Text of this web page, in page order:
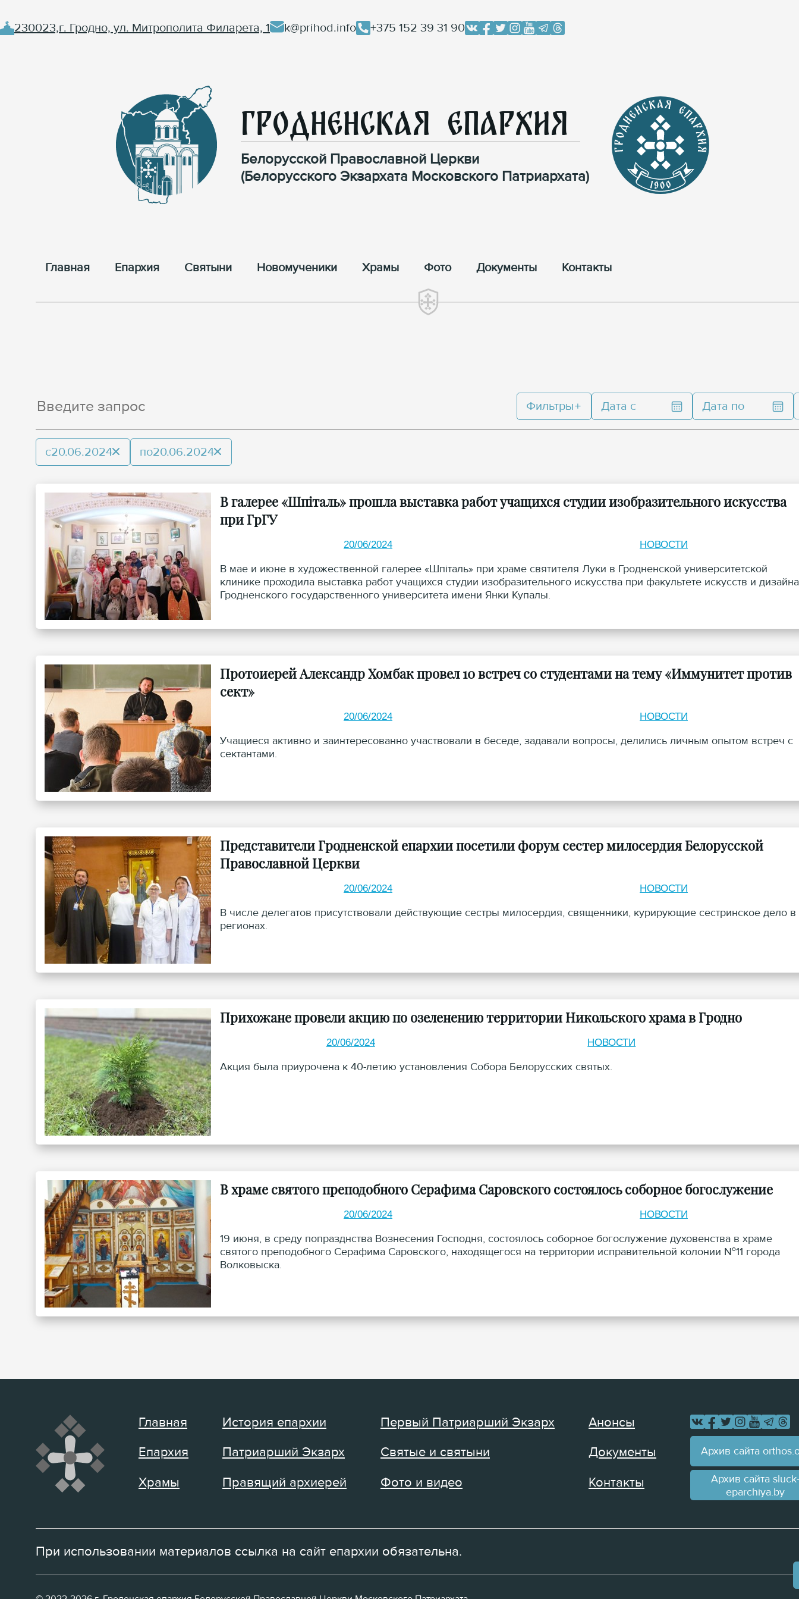
230023,г. Гродно, ул. Митрополита Филарета, 1 k@prihod.info +375 152 39 31 90
Гродненская Епархия
Белорусской Православной Церкви
(Белорусского Экзархата Московского Патриархата)
Главная Епархия Cвятыни Новомученики Храмы Фото Документы Контакты
Фильтры Дата с Дата по
с20.06.2024 по20.06.2024
В галерее «Шпiталь» прошла выставка работ учащихся студии изобразительного искусства
при ГрГУ
20/06/2024 НОВОСТИ
В мае и июне в художественной галерее «Шпiталь» при храме святителя Луки в Гродненской университетской
клинике проходила выставка работ учащихся студии изобразительного искусства при факультете искусств и дизайна
Гродненского государственного университета имени Янки Купалы.
Протоиерей Александр Хомбак провел 10 встреч со студентами на тему «Иммунитет против
сект»
20/06/2024 НОВОСТИ
Учащиеся активно и заинтересованно участвовали в беседе, задавали вопросы, делились личным опытом встреч с
сектантами.
Представители Гродненской епархии посетили форум сестер милосердия Белорусской
Православной Церкви
20/06/2024 НОВОСТИ
В числе делегатов присутствовали действующие сестры милосердия, священники, курирующие сестринское дело в
регионах.
Прихожане провели акцию по озеленению территории Никольского храма в Гродно
20/06/2024 НОВОСТИ
Акция была приурочена к 40-летию установления Собора Белорусских святых.
В храме святого преподобного Серафима Саровского состоялось соборное богослужение
20/06/2024 НОВОСТИ
19 июня, в среду попразднства Вознесения Господня, состоялось соборное богослужение духовенства в храме
святого преподобного Серафима Саровского, находящегося на территории исправительной колонии №11 города
Волковыска.
Главная
Епархия
Храмы
История епархии
Патриарший Экзарх
Правящий архиерей
Первый Патриарший Экзарх
Святые и святыни
Фото и видео
Анонсы
Документы
Контакты
Архив сайта
Архив сайта sluck-
eparchiya.by
При использовании материалов ссылка на сайт епархии обязательна.